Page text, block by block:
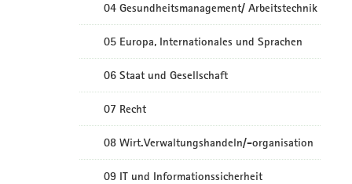
04 Gesundheitsmanagement/ Arbeitstechnik
05 Europa, Internationales und Sprachen
06 Staat und Gesellschaft
07 Recht
08 Wirt.Verwaltungshandeln/-organisation
09 IT und Informationssicherheit